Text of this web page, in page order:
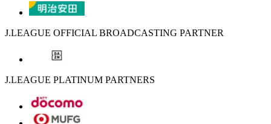
J.LEAGUE OFFICIAL BROADCASTING PARTNER
J.LEAGUE PLATINUM PARTNERS